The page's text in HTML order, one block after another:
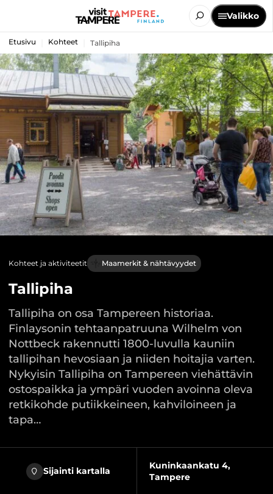
Valikko
Etusivu Kohteet Tallipiha
Kohteet ja aktiviteetit Maamerkit & nähtävyydet
Tallipiha
Tallipiha on osa Tampereen historiaa.
Finlaysonin tehtaanpatruuna Wilhelm von
Nottbeck rakennutti 1800-luvulla kauniin
tallipihan hevosiaan ja niiden hoitajia varten.
Nykyisin Tallipiha on Tampereen viehättävin
ostospaikka ja ympäri vuoden avoinna oleva
retkikohde putiikkeineen, kahviloineen ja
tapa…
Sijainti kartalla
Kuninkaankatu 4,
Tampere